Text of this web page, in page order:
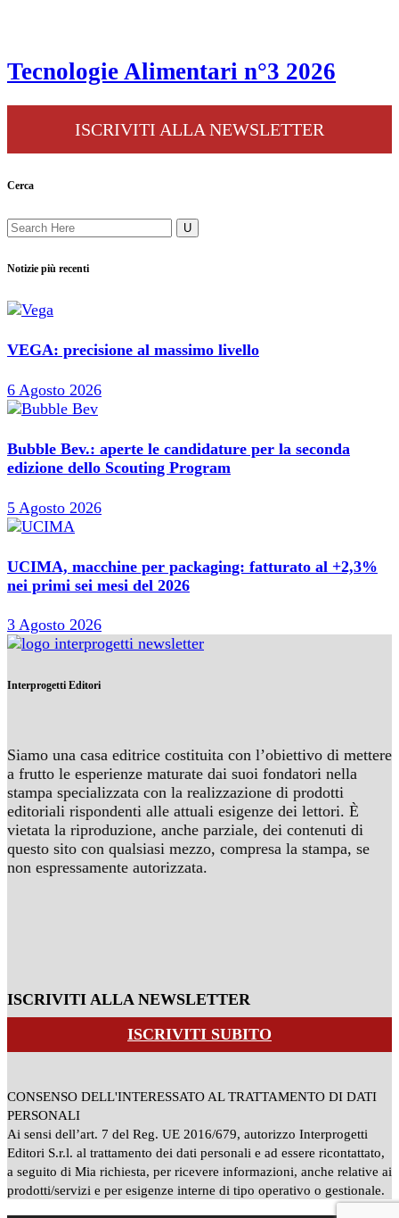
Tecnologie Alimentari n°3 2026
ISCRIVITI ALLA NEWSLETTER
Cerca
Notizie più recenti
VEGA: precisione al massimo livello
6 Agosto 2026
Bubble Bev.: aperte le candidature per la seconda
edizione dello Scouting Program
5 Agosto 2026
UCIMA, macchine per packaging: fatturato al +2,3%
nei primi sei mesi del 2026
3 Agosto 2026
Interprogetti Editori
Siamo una casa editrice costituita con l’obiettivo di mettere
a frutto le esperienze maturate dai suoi fondatori nella
stampa specializzata con la realizzazione di prodotti
editoriali rispondenti alle attuali esigenze dei lettori. È
vietata la riproduzione, anche parziale, dei contenuti di
questo sito con qualsiasi mezzo, compresa la stampa, se
non espressamente autorizzata.
ISCRIVITI ALLA NEWSLETTER
ISCRIVITI SUBITO
CONSENSO DELL'INTERESSATO AL TRATTAMENTO DI DATI
PERSONALI
Ai sensi dell’art. 7 del Reg. UE 2016/679, autorizzo Interprogetti
Editori S.r.l. al trattamento dei dati personali e ad essere ricontattato,
a seguito di Mia richiesta, per ricevere informazioni, anche relative ai
prodotti/servizi e per esigenze interne di tipo operativo o gestionale.